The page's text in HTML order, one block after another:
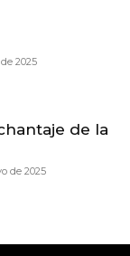
2025
de la
de 2025